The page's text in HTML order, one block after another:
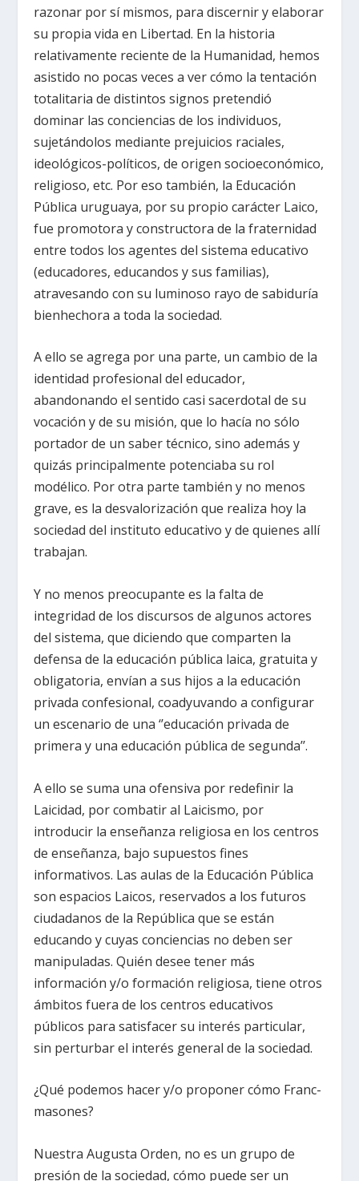
razonar por sí mismos, para discernir y elaborar
su propia vida en Libertad. En la historia
relativamente reciente de la Humanidad, hemos
asistido no pocas veces a ver cómo la tentación
totalitaria de distintos signos pretendió
dominar las conciencias de los individuos,
sujetándolos mediante prejuicios raciales,
ideológicos-políticos, de origen socioeconómico,
religioso, etc. Por eso también, la Educación
Pública uruguaya, por su propio carácter Laico,
fue promotora y constructora de la fraternidad
entre todos los agentes del sistema educativo
(educadores, educandos y sus familias),
atravesando con su luminoso rayo de sabiduría
bienhechora a toda la sociedad.
A ello se agrega por una parte, un cambio de la
identidad profesional del educador,
abandonando el sentido casi sacerdotal de su
vocación y de su misión, que lo hacía no sólo
portador de un saber técnico, sino además y
quizás principalmente potenciaba su rol
modélico. Por otra parte también y no menos
grave, es la desvalorización que realiza hoy la
sociedad del instituto educativo y de quienes allí
trabajan.
Y no menos preocupante es la falta de
integridad de los discursos de algunos actores
del sistema, que diciendo que comparten la
defensa de la educación pública laica, gratuita y
obligatoria, envían a sus hijos a la educación
privada confesional, coadyuvando a configurar
un escenario de una ‘’educación privada de
primera y una educación pública de segunda’’.
A ello se suma una ofensiva por redefinir la
Laicidad, por combatir al Laicismo, por
introducir la enseñanza religiosa en los centros
de enseñanza, bajo supuestos fines
informativos. Las aulas de la Educación Pública
son espacios Laicos, reservados a los futuros
ciudadanos de la República que se están
educando y cuyas conciencias no deben ser
manipuladas. Quién desee tener más
información y/o formación religiosa, tiene otros
ámbitos fuera de los centros educativos
públicos para satisfacer su interés particular,
sin perturbar el interés general de la sociedad.
¿Qué podemos hacer y/o proponer cómo Franc-
masones?
Nuestra Augusta Orden, no es un grupo de
presión de la sociedad, cómo puede ser un